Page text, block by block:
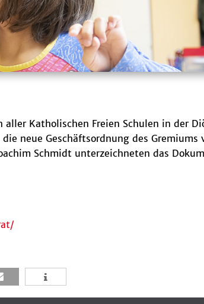
Katholischen Freien Schulen in der
neue Geschäftsordnung des Gremiums
Schmidt unterzeichneten das